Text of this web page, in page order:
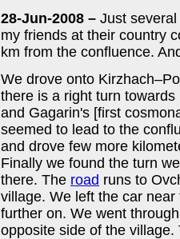
28-Jun-2008 – Just
my friends at their country
km from the confluence.
We drove onto
there is a right turn
and Gagarin's [first
seemed to lead to the
and drove few more
Finally we found the turn
there. The road runs to
village. We left the car
further on. We went
opposite side of the